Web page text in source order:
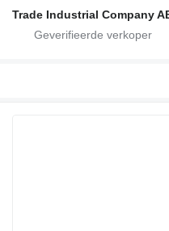
Trade Industrial Company